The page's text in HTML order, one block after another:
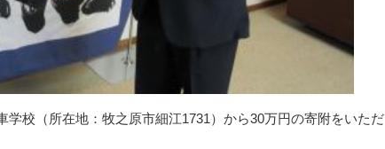
学校（所在地：牧之原市細江1731）から30万円の寄附をいただ